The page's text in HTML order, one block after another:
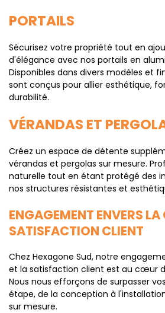
PORTAILS
Sécurisez votre propriété tout en
d'élégance avec nos portails en
Disponibles dans divers modèles et
sont conçus pour allier esthétique,
durabilité.
VÉRANDAS ET
Créez un espace de détente
vérandas et pergolas sur mesure.
naturelle tout en étant protégé des
nos structures résistantes et
ENGAGEMENT ENVERS LA
SATISFACTION CLIENT
Chez Hexagone Sud, notre
et la satisfaction client est au cœur
Nous nous efforçons de surpasser
étape, de la conception à
sur mesure.